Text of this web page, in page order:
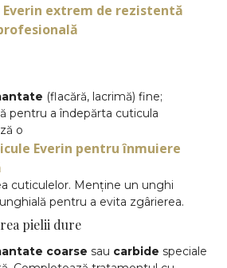
extrem de rezistentă
(flacără, lacrimă) fine;
pentru a îndepărta cuticula
o
Everin pentru înmuiere
cuticulelor. Menține un unghi
pentru a evita zgârierea.
pielii dure
coarse sau carbide speciale